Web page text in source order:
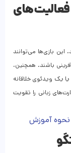
این بازی‌ها می‌توانند
باشند. همچنین،
یا یک ویدئوی خلاقانه
زبانی را تقویت
نحوه آموزش